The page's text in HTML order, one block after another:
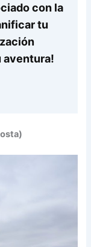
con la
tu
aventura!